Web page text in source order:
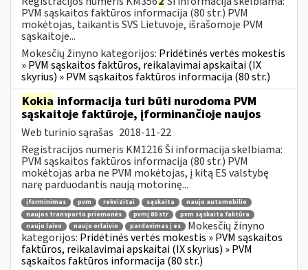
PVM sąskaitos faktūros informacija (80 str.) PVM
mokėtojas, taikantis SVS Lietuvoje, išrašomoje PVM
sąskaitoje...
Mokesčių žinyno kategorijos: Pridėtinės vertės mokestis
» PVM sąskaitos faktūros, reikalavimai apskaitai (IX
skyrius) » PVM sąskaitos faktūros informacija (80 str.)
Kokia informacija turi būti nurodoma PVM
sąskaitoje faktūroje, įforminančioje naujos
Web turinio sąrašas 2018-11-22
Registracijos numeris KM1216 Ši informacija skelbiama:
PVM sąskaitos faktūros informacija (80 str.) PVM
mokėtojas arba ne PVM mokėtojas, į kitą ES valstybę
narę parduodantis naują motorinę...
įforminimas pvm rekvizitai sąskaita
naujo automobilio
naujos transporto priemonės
pvmį 80 str
pvm sąskaita faktūra
naujo laivo
naujo orlaivio pardavimas į es
Mokesčių žinyno
kategorijos: Pridėtinės vertės mokestis » PVM sąskaitos
faktūros, reikalavimai apskaitai (IX skyrius) » PVM
sąskaitos faktūros informacija (80 str.)